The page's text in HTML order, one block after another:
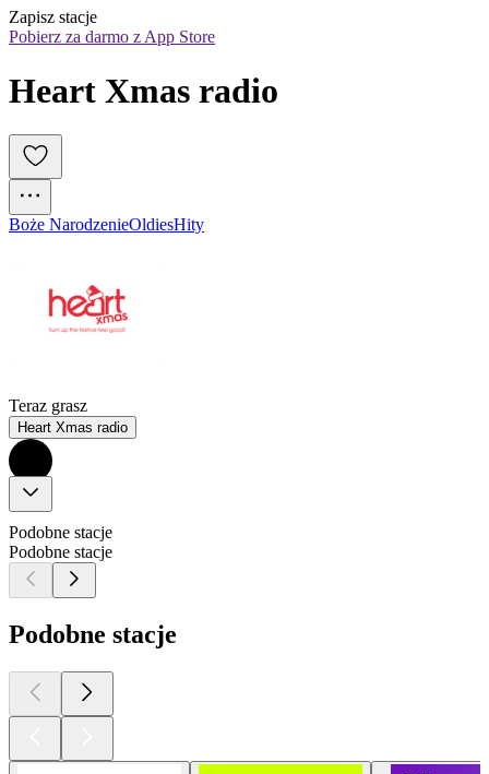
Zapisz stacje
Pobierz za darmo z App Store
Heart Xmas radio
Boże NarodzenieOldiesHity
Teraz grasz
Heart Xmas radio
Podobne stacje
Podobne stacje
Podobne stacje